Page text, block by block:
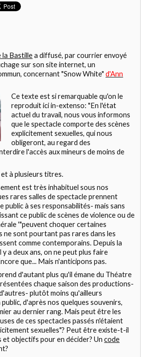
la Bastillea diffusé, par courrier envoyé
sur son site internet, un
concernant"Snow White" d'Ann
Ce texte est si remarquable qu'on le
reproduit ici in-extenso: "En l'état
actuel du travail, nous vous informons
que le spectacle comporte des scènes
explicitement sexuelles, qui nous
obligeront, au regard des
l'accès aux mineurs de moins de
à plusieurs titres.
est très inhabituel sous nos
rares salles de spectacle prennent
public à ses responsabilités- mais sans
ce public de scènes de violence ou de
'"peuvent choquer certaines
ne sont pourtant pas rares dans les
comme contemporains. Depuis la
y a deux ans, on ne peut plus faire
que... Mais n'anticipons pas.
d'autant plus qu'il émane du Théatre
chaque saison des productions-
plutôt moins qu'ailleurs
d'après nos quelques souvenirs,
au dernier rang. Mais peut être les
de ces spectacles passés n'étaient
sexuelles"? Peut être existe-t-il
et objectifs pour en décider? Uncode